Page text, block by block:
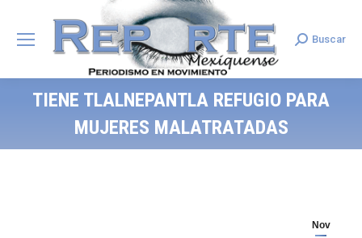
Search:
Buscar
TIENE TLALNEPANTLA REFUGIO PARA
MUJERES MALATRATADAS
Nov